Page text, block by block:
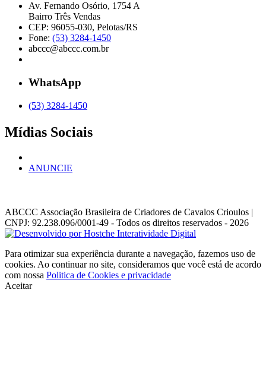
Av. Fernando Osório, 1754 A
Bairro Três Vendas
CEP: 96055-030, Pelotas/RS
Fone: (53) 3284-1450
abccc@abccc.com.br
WhatsApp
(53) 3284-1450
Mídias Sociais
ANUNCIE
ABCCC Associação Brasileira de Criadores de Cavalos Crioulos |
CNPJ: 92.238.096/0001-49 - Todos os direitos reservados - 2026
Para otimizar sua experiência durante a navegação, fazemos uso de
cookies. Ao continuar no site, consideramos que você está de acordo
com nossa Politica de Cookies e privacidade
Aceitar